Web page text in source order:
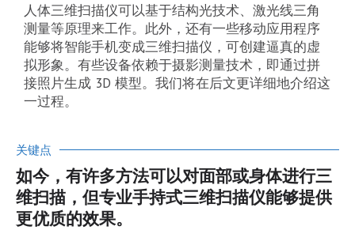
人体三维扫描仪可以基于结构光技术、激光线三角
测量等原理来工作。此外，还有一些移动应用程序
能够将智能手机变成三维扫描仪，可创建逼真的虚
拟形象。有些设备依赖于摄影测量技术，即通过拼
接照片生成 3D 模型。我们将在后文更详细地介绍这
一过程。
关键点
如今，有许多方法可以对面部或身体进行三
维扫描，但专业手持式三维扫描仪能够提供
更优质的效果。